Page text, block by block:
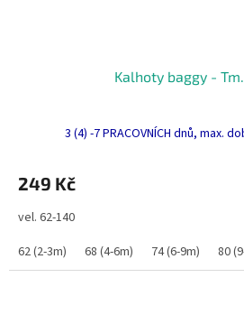
Kalhoty baggy -
3 (4) -7 PRACOVNÍCH dnů, max.
249 Kč
vel. 62-140
62 (2-3m)
68 (4-6m) 74 (6-9m) 80